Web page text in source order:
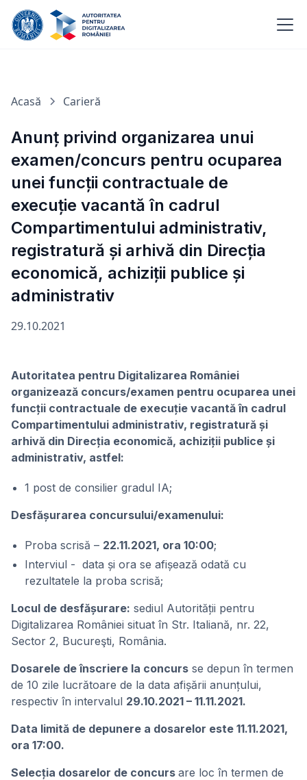
Acasă Carieră
Anunț privind organizarea unui
examen/concurs pentru ocuparea
unei funcții contractuale de
execuție vacantă în cadrul
Compartimentului administrativ,
registratură și arhivă din Direcția
economică, achiziții publice și
administrativ
29.10.2021
Autoritatea pentru Digitalizarea României
organizează concurs/examen pentru ocuparea unei
funcții contractuale de execuție vacantă în cadrul
Compartimentului administrativ, registratură și
arhivă din Direcția economică, achiziții publice și
administrativ, astfel:
1 post de consilier gradul IA;
Desfășurarea concursului/examenului:
Proba scrisă – 22.11.2021, ora 10:00;
Interviul - data și ora se afișează odată cu
rezultatele la proba scrisă;
Locul de desfășurare: sediul Autorității pentru
Digitalizarea României situat în Str. Italiană, nr. 22,
Sector 2, Bucureşti, România.
Dosarele de înscriere la concurs se depun în termen
de 10 zile lucrătoare de la data afișării anunțului,
respectiv în intervalul 29.10.2021 – 11.11.2021.
Data limită de depunere a dosarelor este 11.11.2021,
ora 17:00.
Selecția dosarelor de concurs are loc în termen de